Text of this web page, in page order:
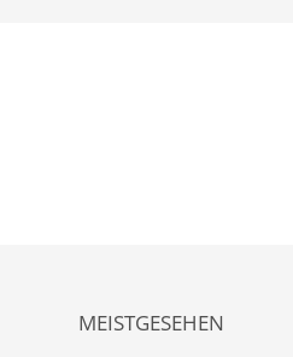
MEISTGESEHEN